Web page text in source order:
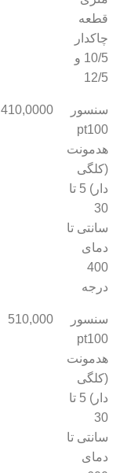
قطعه
چاکدار
10/5 و
12/5
سنسور
pt100
هدمونت
(کلگی
دار) 5 تا
30
سانتی تا
دمای
400
درجه
410,0000
سنسور
pt100
هدمونت
(کلگی
دار) 5 تا
30
سانتی تا
دمای
510,000